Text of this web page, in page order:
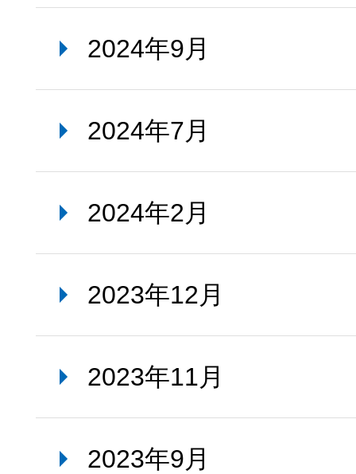
2024年9月
2024年7月
2024年2月
2023年12月
2023年11月
2023年9月